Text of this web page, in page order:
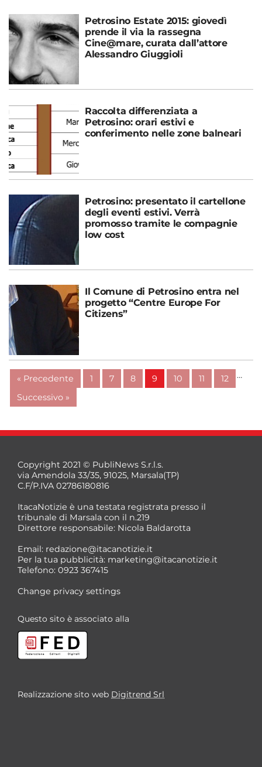
Petrosino Estate 2015: giovedì
prende il via la rassegna
Cine@mare, curata dall’attore
Alessandro Giuggioli
Raccolta differenziata a
Petrosino: orari estivi e
conferimento nelle zone balneari
Petrosino: presentato il cartellone
degli eventi estivi. Verrà
promosso tramite le compagnie
low cost
Il Comune di Petrosino entra nel
progetto “Centre Europe For
Citizens”
« Precedente 1 …
7 8 9 10 11
12
Successivo »
Copyright 2021 © PubliNews S.r.l.s.
via Amendola 33/35, 91025, Marsala(TP)
C.F/P.IVA 02786180816
ItacaNotizie è una testata registrata presso il
tribunale di Marsala con il n.219
Direttore responsabile: Nicola Baldarotta
Email: redazione@itacanotizie.it
Per la tua pubblicità: marketing@itacanotizie.it
Telefono: 0923 367415
Change privacy settings
Questo sito è associato alla
Realizzazione sito web Digitrend Srl